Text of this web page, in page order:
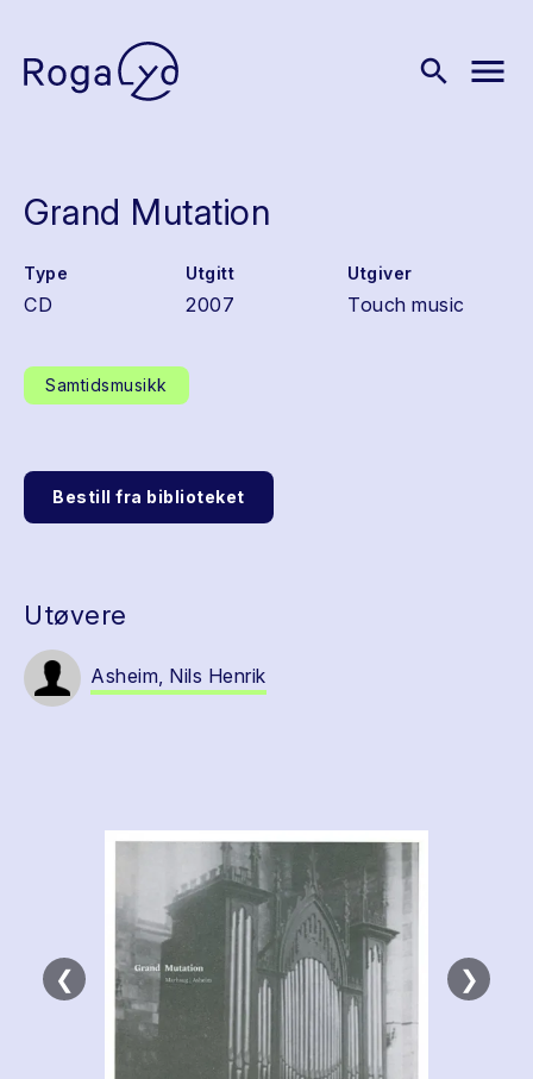
search menu
Grand Mutation
Type
CD
Utgitt
2007
Utgiver
Touch music
Samtidsmusikk
Bestill fra biblioteket
Utøvere
Asheim, Nils Henrik
❮ ❯